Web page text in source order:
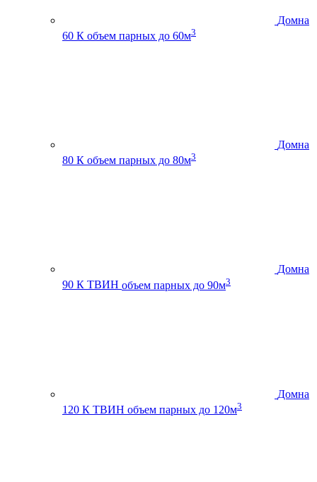
Домна
60 К объем парных до 60м3
Домна
80 К объем парных до 80м3
Домна
90 К ТВИН объем парных до 90м3
Домна
120 К ТВИН объем парных до 120м3